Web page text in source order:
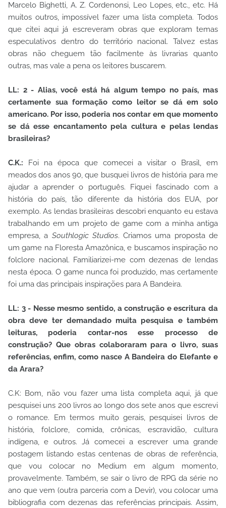
Marcelo Bighetti, A. Z. Cordenonsi, Leo Lopes, etc., etc. Há
muitos outros, impossível fazer uma lista completa. Todos
que citei aqui já escreveram obras que exploram temas
especulativos dentro do território nacional. Talvez estas
obras não cheguem tão facilmente às livrarias quanto
outras, mas vale a pena os leitores buscarem.
LL: 2 - Alias, você está há algum tempo no país, mas
certamente sua formação como leitor se dá em solo
americano. Por isso, poderia nos contar em que momento
se dá esse encantamento pela cultura e pelas lendas
brasileiras?
C.K.: Foi na época que comecei a visitar o Brasil, em
meados dos anos 90, que busquei livros de história para me
ajudar a aprender o português. Fiquei fascinado com a
história do país, tão diferente da história dos EUA, por
exemplo. As lendas brasileiras descobri enquanto eu estava
trabalhando em um projeto de game com a minha antiga
empresa, a Southlogic Studios. Criamos uma proposta de
um game na Floresta Amazônica, e buscamos inspiração no
folclore nacional. Familiarizei-me com dezenas de lendas
nesta época. O game nunca foi produzido, mas certamente
foi uma das principais inspirações para A Bandeira.
LL: 3 - Nesse mesmo sentido, a construção e escritura da
obra deve ter demandado muita pesquisa e também
leituras, poderia contar-nos esse processo de
construção? Que obras colaboraram para o livro, suas
referências, enfim, como nasce A Bandeira do Elefante e
da Arara?
C.K: Bom, não vou fazer uma lista completa aqui, já que
pesquisei uns 200 livros ao longo dos sete anos que escrevi
o romance. Em termos muito gerais, pesquisei livros de
história, folclore, comida, crônicas, escravidão, cultura
indígena, e outros. Já comecei a escrever uma grande
postagem listando estas centenas de obras de referência,
que vou colocar no Medium em algum momento,
provavelmente. Também, se sair o livro de RPG da série no
ano que vem (outra parceria com a Devir), vou colocar uma
bibliografia com dezenas das referências principais. Assim,